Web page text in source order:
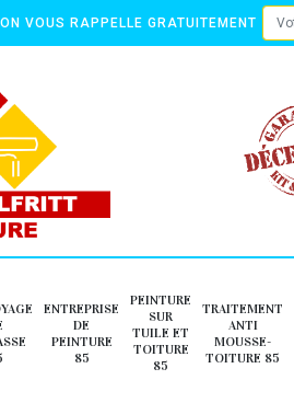
ON VOUS RAPPELLE GRATUITEMENT
ENTREPRISE
DE
PEINTURE
85
PEINTURE
SUR
TUILE ET
TOITURE
85
TRAITEMENT
ANTI
MOUSSE-
TOITURE 85